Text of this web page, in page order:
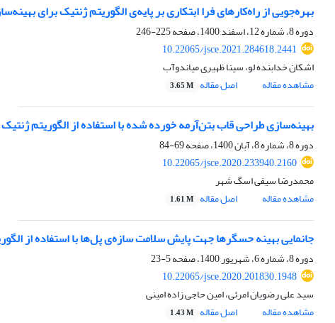
بهره‌جویی از راه‌کارهای فرا ابتکاری بر پایه‌ی الگوریتم ژنتیک برای
دوره 8، شماره 12، اسفند 1400، صفحه
225-246
10.22065/jsce.2021.284618.2441
اشکان خدابنده لو، سینا ظهیری میاندوآب
مشاهده مقاله
اصل مقاله 3.65 M
بهینه‌سازی طراحی قاب بتن‌آرمه خورده شده با استفاده از الگوریتم ژنتیک
دوره 8، شماره 8، آبان 1400، صفحه
69-84
10.22065/jsce.2020.233940.2160
محمدرضا سیفی اسگ شهر
مشاهده مقاله
اصل مقاله 1.61 M
جانمایی بهینه حسگرها جهت پایش سلامت سازه‌‌ی پل‌ها با استفاده از
دوره 8، شماره 6، شهریور 1400، صفحه
5-23
10.22065/jsce.2020.201830.1948
سید علی رضویان امرئی، امین حاجی زاده امینی
مشاهده مقاله
اصل مقاله 1.43 M